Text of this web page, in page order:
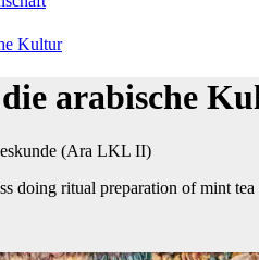
Kultur
arabische
(Ara LKL II)
doing ritual preparation of mint tea